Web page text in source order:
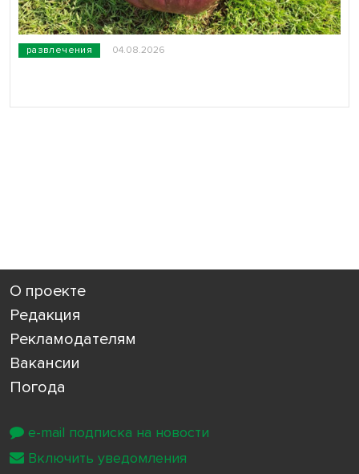
развлечения 04.08.2026
О проекте
Редакция
Рекламодателям
Вакансии
Погода
e-mail подписка на новости
Включить уведомления